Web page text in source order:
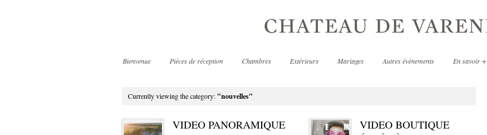
Bienvenue Pièces de réception Chambres Extérieurs Mariages Autres évènements En savoir +
Currently viewing the category: "nouvelles"
VIDEO PANORAMIQUE
VIDEO BOUTIQUE